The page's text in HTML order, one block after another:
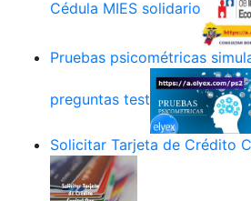
Cédula MIES solidario
Pruebas psicométricas
preguntas test
Solicitar Tarjeta de Crédito